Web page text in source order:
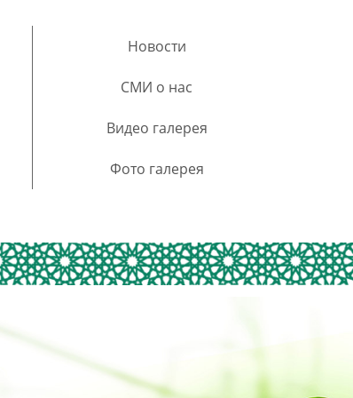
Новости
СМИ о нас
Видео галерея
Фото галерея